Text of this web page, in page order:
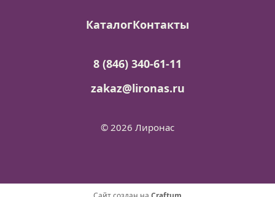
КаталогКонтакты
8 (846) 340-61-11
zakaz@lironas.ru
© 2026 Лиронас